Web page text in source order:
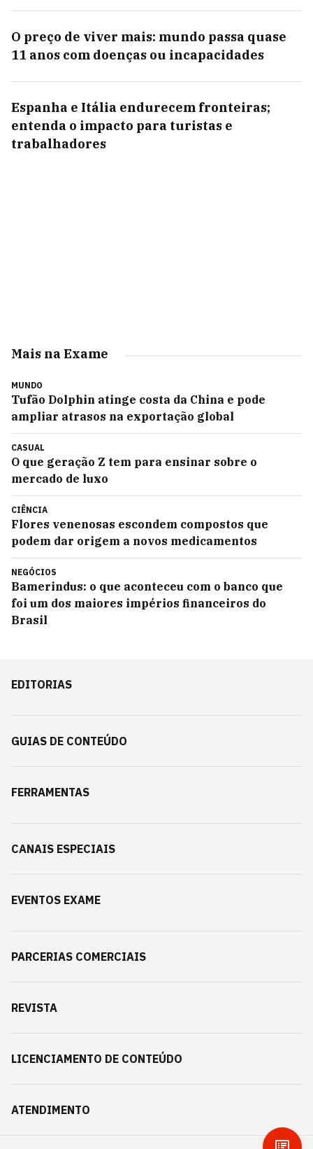
O preço de viver mais: mundo passa quase
11 anos com doenças ou incapacidades
Espanha e Itália endurecem fronteiras;
entenda o impacto para turistas e
trabalhadores
Mais na Exame
MUNDO
Tufão Dolphin atinge costa da China e pode
ampliar atrasos na exportação global
CASUAL
O que geração Z tem para ensinar sobre o
mercado de luxo
CIÊNCIA
Flores venenosas escondem compostos que
podem dar origem a novos medicamentos
NEGÓCIOS
Bamerindus: o que aconteceu com o banco que
foi um dos maiores impérios financeiros do
Brasil
EDITORIAS
GUIAS DE CONTEÚDO
FERRAMENTAS
CANAIS ESPECIAIS
EVENTOS EXAME
PARCERIAS COMERCIAIS
REVISTA
LICENCIAMENTO DE CONTEÚDO
ATENDIMENTO